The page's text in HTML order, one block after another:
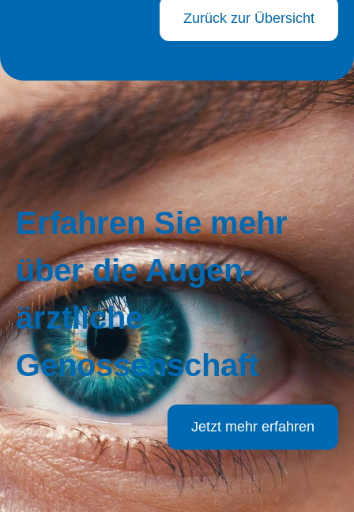
Zurück zur Übersicht
Erfahren Sie mehr
über die Augen­
ärztliche
Genossenschaft
Jetzt mehr erfahren